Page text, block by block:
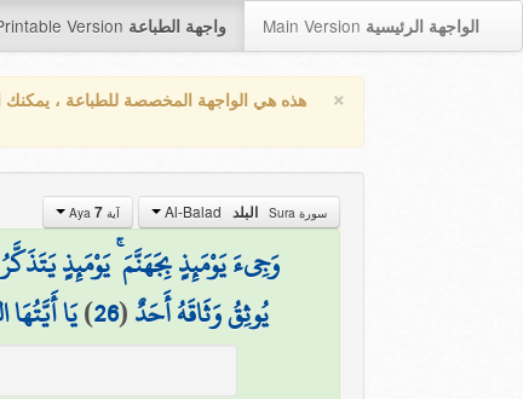
Version واجهة الطباعة Main Version الواجهة الرئيسية
× هذه هي الواجهة المخصصة للطباعة ، يمكنك
سورة Sura البلد آية Aya 7
وَجِيءَ يَوْمَئِذٍ بِجَهَنَّمَ ۚ يَوْمَئِذٍ
يُوثِقُ وَثَاقَهُ أَحَدٌ(
26
)يَا